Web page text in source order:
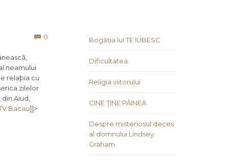
 0
neamului
relaþia cu
zilelor
Aiud,
Bacau]]>
Bogăția lui TE IUBESC
Dificultatea
Religia viitorului
CINE ȚINE PÂINEA
Despre misteriosul deces
al domnului Lindsey
Graham